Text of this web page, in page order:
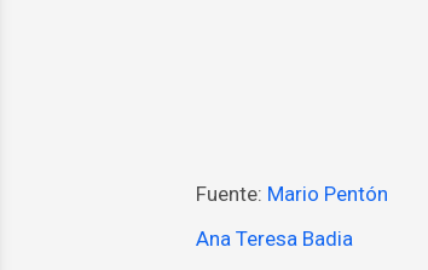
Fuente: Mario Pentón
Ana Teresa Badia